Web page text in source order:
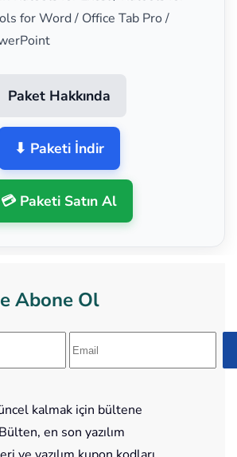
for Word / Office Tab Pro /
Paket Hakkında
⬇ Paketi İndir
💳 Paketi Satın Al
Abone Ol
kalmak için bültene
en son yazılım